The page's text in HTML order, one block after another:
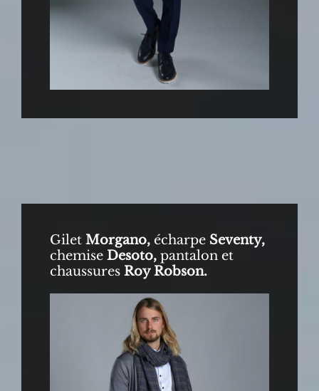
Gilet Morgano,écharpe Seventy,
chemise Desoto, pantalon et
chaussuresRoy Robson.